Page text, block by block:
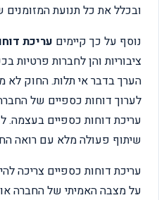
ובכלל את כל תנועת המזומנים
נוסף על כך קיימיםעריכת
ציבוריות והן לחברות פרטיות
הערך בדבר אי תלות. החוק לא
לערוך דוחות כספיים של
עריכת דוחות כספיים בעצמה.
שיתוף פעולה מלא עם רואה
עריכת דוחות כספיים צריכה
על מצבה האמיתי של החברה או